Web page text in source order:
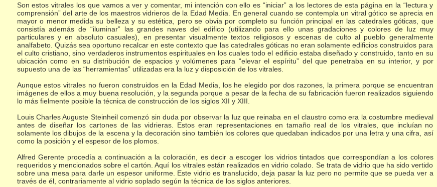
Son estos vitrales los que vamos a ver y comentar, mi intención con ello es “iniciar” a los lectores de esta página en la “lectura y
comprensión” del arte de los maestros vidrieros de la Edad Media. En general cuando se contempla un vitral gótico se aprecia en
mayor o menor medida su belleza y su estética, pero se obvia por completo su función principal en las catedrales góticas, que
consistía además de “iluminar” las grandes naves del edifico (utilizando para ello unas gradaciones y colores de luz muy
particulares y en absoluto casuales), en presentar visualmente textos religiosos y escenas de culto al pueblo generalmente
analfabeto. Quizás sea oportuno recalcar en este contexto que las catedrales góticas no eran solamente edificios construidos para
el culto cristiano, sino verdaderos instrumentos espirituales en los cuales todo el edificio estaba diseñado y construido, tanto en su
ubicación como en su distribución de espacios y volúmenes para “elevar el espíritu” del que penetraba en su interior, y por
supuesto una de las “herramientas” utilizadas era la luz y disposición de los vitrales.
Aunque estos vitrales no fueron construidos en la Edad Media, los he elegido por dos razones, la primera porque se encuentran
imágenes de ellos a muy buena resolución, y la segunda porque a pesar de la fecha de su fabricación fueron realizados siguiendo
lo más fielmente posible la técnica de construcción de los siglos XII y XIII.
Louis Charles Auguste Steinheil comenzó sin duda por observar la luz que reinaba en el claustro como era la costumbre medieval
antes de diseñar los cartones de las vidrieras. Estos eran representaciones en tamaño real de los vitrales, que incluían no
solamente los dibujos de la escena y la decoración sino también los colores que quedaban indicados por una letra y una cifra, así
como la posición y el espesor de los plomos.
Alfred Gerente procedía a continuación a la coloración, es decir a escoger los vidrios tintados que correspondían a los colores
requeridos y mencionados sobre el cartón. Aquí los vitrales están realizados en vidrio colado. Se trata de vidrio que ha sido vertido
sobre una mesa para darle un espesor uniforme. Este vidrio es translucido, deja pasar la luz pero no permite que se pueda ver a
través de él, contrariamente al vidrio soplado según la técnica de los siglos anteriores.